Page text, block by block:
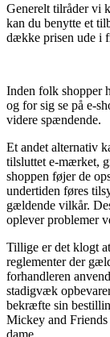
Generelt tilråder vi
kan du benytte et
dække prisen ude i
Inden folk shopper
og for sig se på e-
videre spændende.
Et andet alternativ
tilsluttet e-mærket,
shoppen føjer de
undertiden føres
gældende vilkår.
oplever problemer
Tillige er det klogt
reglementer der
forhandleren
stadigvæk
bekræfte sin
Mickey and Friends
dame.